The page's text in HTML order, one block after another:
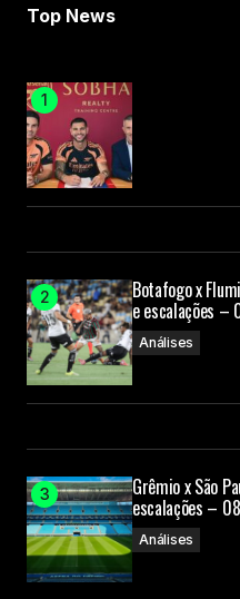
Top News
Botafogo x
e escalações –
Análises
Grêmio x São
escalações –
Análises